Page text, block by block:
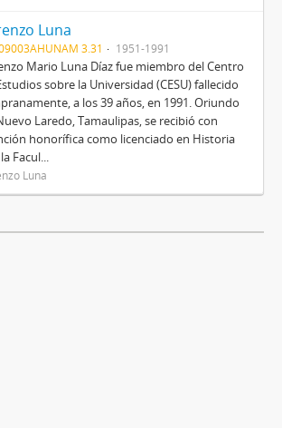
Luna
3.31 1951-1991
Mario Luna Díaz fue miembro del Centro
sobre la Universidad (CESU) fallecido
a los 39 años, en 1991. Oriundo
Laredo, Tamaulipas, se recibió con
honorífica como licenciado en Historia
Facul...
Luna